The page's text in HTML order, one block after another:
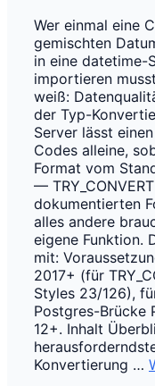
Wer einmal eine
gemischten
in eine datetime-
importieren
weiß:
der Typ-
Server lässt
Codes alleine,
Format vom
—
dokumentierten
alles andere
eigene Funktion.
mit:
2017+ (für
Styles 23/126),
Postgres-Brücke
12+. Inhalt
Konvertierung …